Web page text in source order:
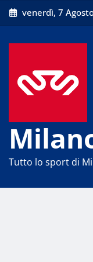
Skip
to
venerdì, 7
Tutto lo sport di